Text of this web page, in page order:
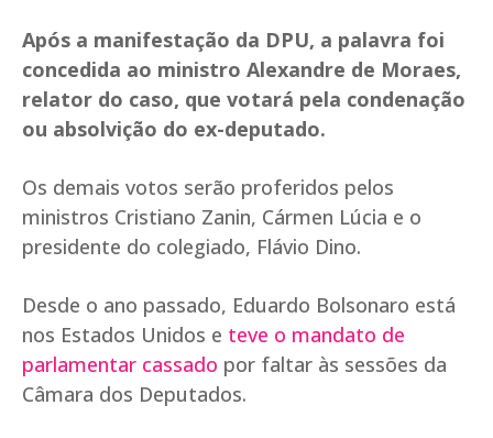
Após a manifestação da DPU, a palavra foi
concedida ao ministro Alexandre de Moraes,
relator do caso, que votará pela condenação
ou absolvição do ex-deputado.
Os demais votos serão proferidos pelos
ministros Cristiano Zanin, Cármen Lúcia e o
presidente do colegiado, Flávio Dino.
Desde o ano passado, Eduardo Bolsonaro está
nos Estados Unidos e teve o mandato de
parlamentar cassado por faltar às sessões da
Câmara dos Deputados.